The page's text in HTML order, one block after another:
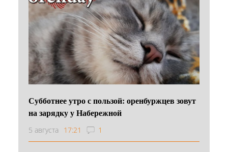
Субботнее утро с пользой: оренбуржцев зовут
на зарядку у Набережной
5 августа 17:21 1